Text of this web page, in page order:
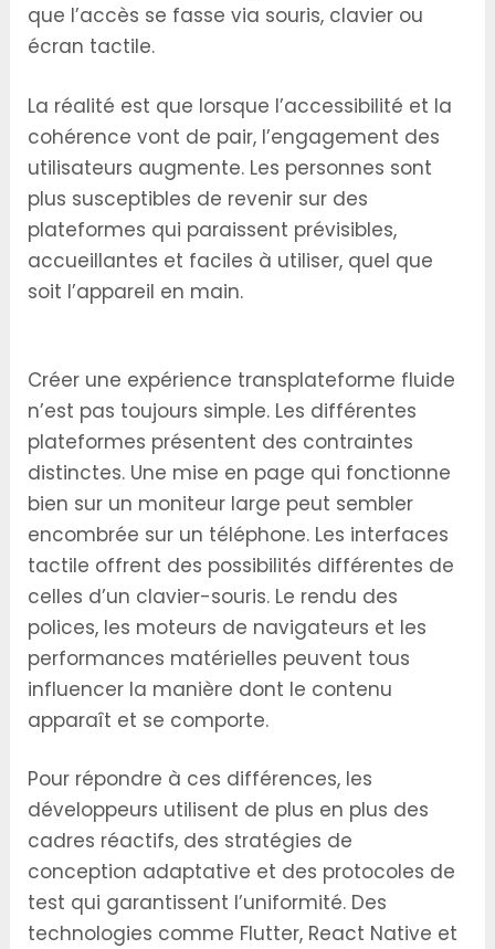
que l’accès se fasse via souris, clavier ou
écran tactile.
La réalité est que lorsque l’accessibilité et la
cohérence vont de pair, l’engagement des
utilisateurs augmente. Les personnes sont
plus susceptibles de revenir sur des
plateformes qui paraissent prévisibles,
accueillantes et faciles à utiliser, quel que
soit l’appareil en main.
Créer une expérience transplateforme fluide
n’est pas toujours simple. Les différentes
plateformes présentent des contraintes
distinctes. Une mise en page qui fonctionne
bien sur un moniteur large peut sembler
encombrée sur un téléphone. Les interfaces
tactile offrent des possibilités différentes de
celles d’un clavier-souris. Le rendu des
polices, les moteurs de navigateurs et les
performances matérielles peuvent tous
influencer la manière dont le contenu
apparaît et se comporte.
Pour répondre à ces différences, les
développeurs utilisent de plus en plus des
cadres réactifs, des stratégies de
conception adaptative et des protocoles de
test qui garantissent l’uniformité. Des
technologies comme Flutter, React Native et